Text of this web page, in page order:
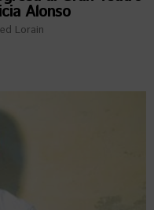
Alonso
Lorain